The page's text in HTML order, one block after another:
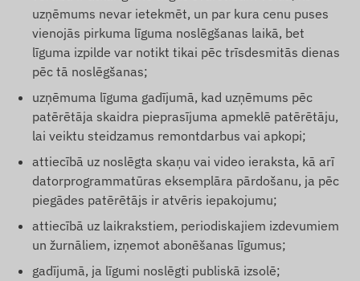
uzņēmums nevar ietekmēt, un par kura cenu puses
vienojās pirkuma līguma noslēgšanas laikā, bet
līguma izpilde var notikt tikai pēc trīsdesmitās dienas
pēc tā noslēgšanas;
uzņēmuma līguma gadījumā, kad uzņēmums pēc
patērētāja skaidra pieprasījuma apmeklē patērētāju,
lai veiktu steidzamus remontdarbus vai apkopi;
attiecībā uz noslēgta skaņu vai video ieraksta, kā arī
datorprogrammatūras eksemplāra pārdošanu, ja pēc
piegādes patērētājs ir atvēris iepakojumu;
attiecībā uz laikrakstiem, periodiskajiem izdevumiem
un žurnāliem, izņemot abonēšanas līgumus;
gadījumā, ja līgumi noslēgti publiskā izsolē;